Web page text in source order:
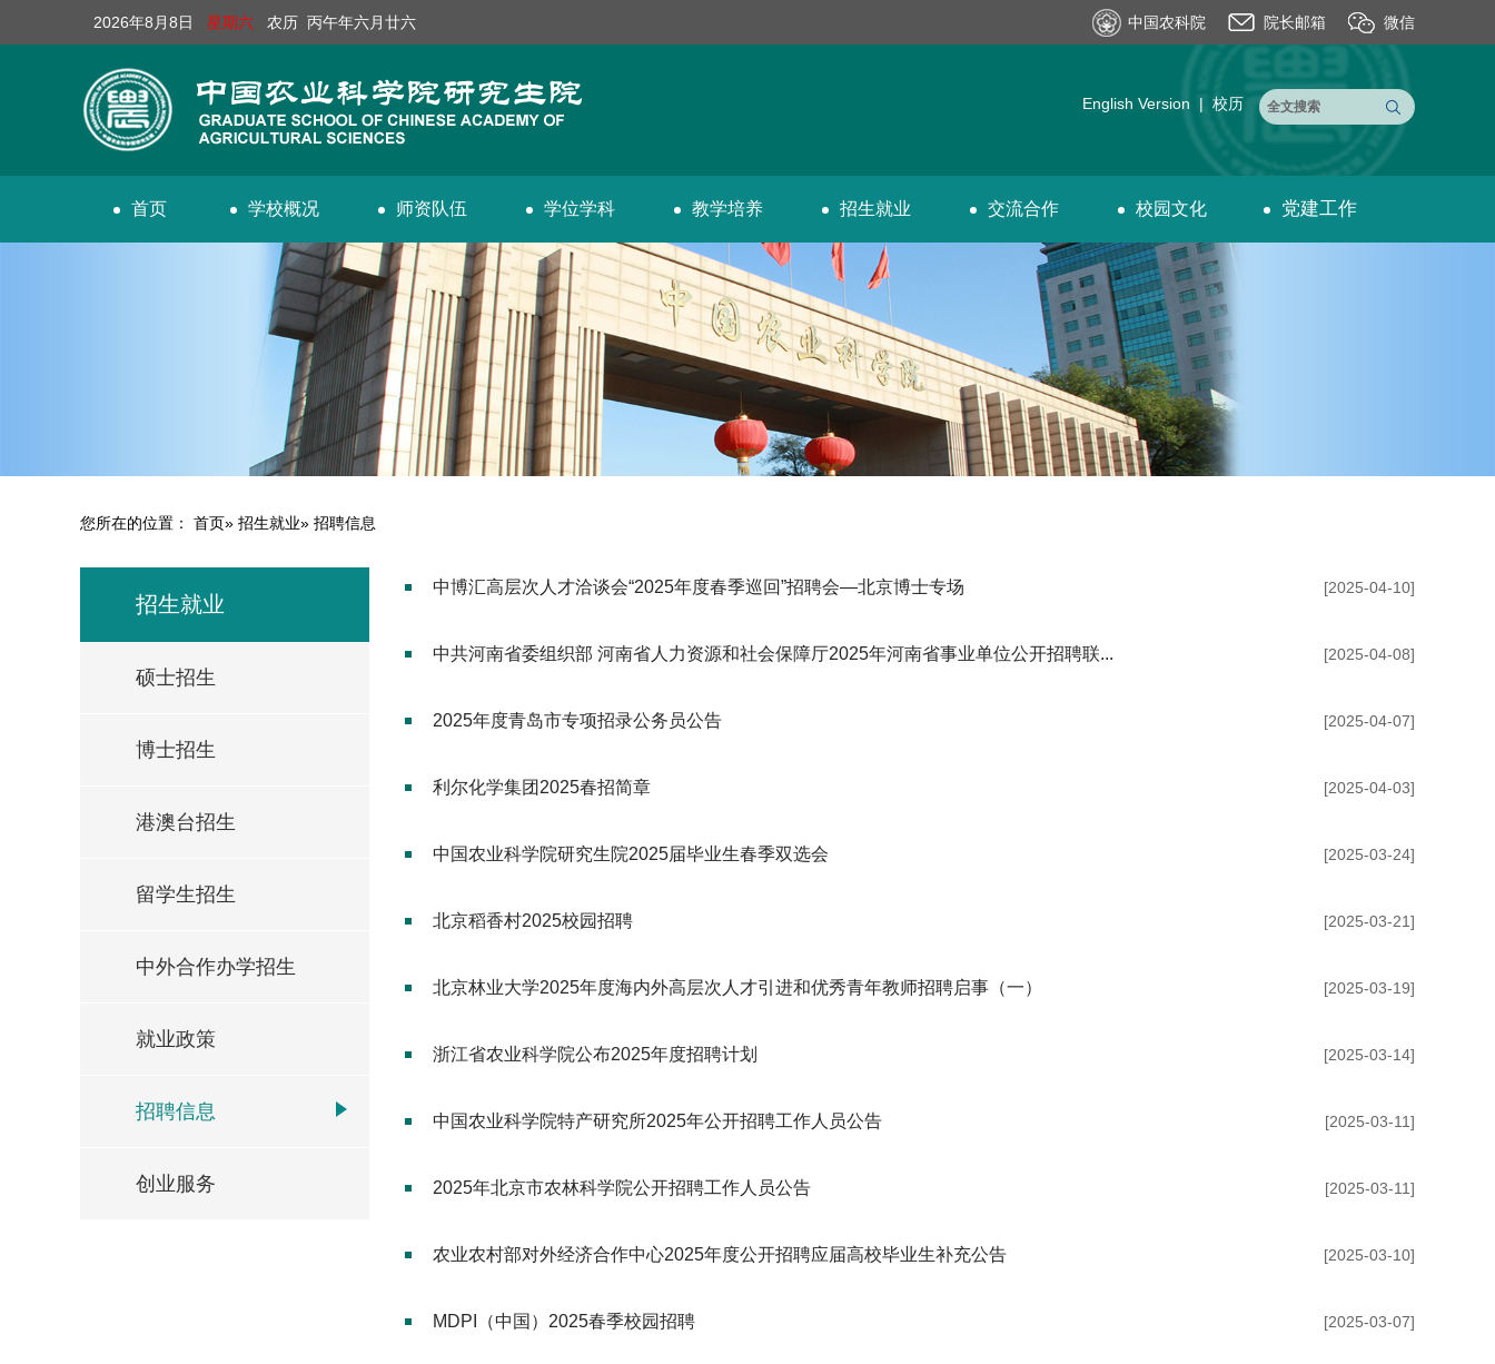
2026年8月8日 星期六 农历 丙午年六月廿六 中国农科院 院长邮箱 微信
English Version | 校历
首页 学校概况 师资队伍 学位学科 教学培养 招生就业 交流合作 校园文化 党建工作
您所在的位置： 首页» 招生就业» 招聘信息
招生就业
硕士招生
博士招生
港澳台招生
留学生招生
中外合作办学招生
就业政策
招聘信息
创业服务
[2025-04-10]
中博汇高层次人才洽谈会“2025年度春季巡回”招聘会—北京博士专场
[2025-04-08]
中共河南省委组织部 河南省人力资源和社会保障厅2025年河南省事业单位公开招聘联...
[2025-04-07]
2025年度青岛市专项招录公务员公告
[2025-04-03]
利尔化学集团2025春招简章
[2025-03-24]
中国农业科学院研究生院2025届毕业生春季双选会
[2025-03-21]
北京稻香村2025校园招聘
[2025-03-19]
北京林业大学2025年度海内外高层次人才引进和优秀青年教师招聘启事（一）
[2025-03-14]
浙江省农业科学院公布2025年度招聘计划
[2025-03-11]
中国农业科学院特产研究所2025年公开招聘工作人员公告
[2025-03-11]
2025年北京市农林科学院公开招聘工作人员公告
[2025-03-10]
农业农村部对外经济合作中心2025年度公开招聘应届高校毕业生补充公告
[2025-03-07]
MDPI（中国）2025春季校园招聘